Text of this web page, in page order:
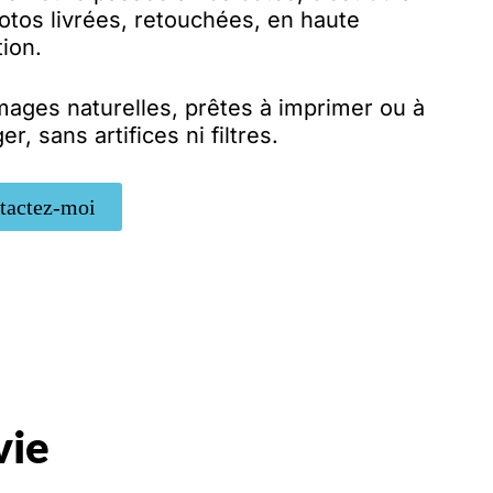
livrées, retouchées, en haute
naturelles, prêtes à imprimer ou à
sans artifices ni filtres.
moi